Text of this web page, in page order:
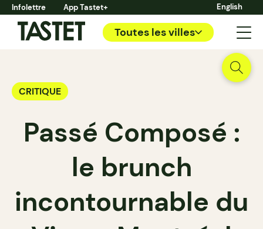
Infolettre App Tastet+ English
Toutes les villes
CRITIQUE
Passé Composé :
le brunch
incontournable du